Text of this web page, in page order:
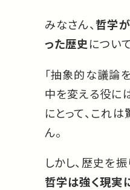
みなさん、哲学
った歴史につい
「抽象的な議論
中を変える役に
にとって、これ
ん。
しかし、歴史を振
哲学は強く現実